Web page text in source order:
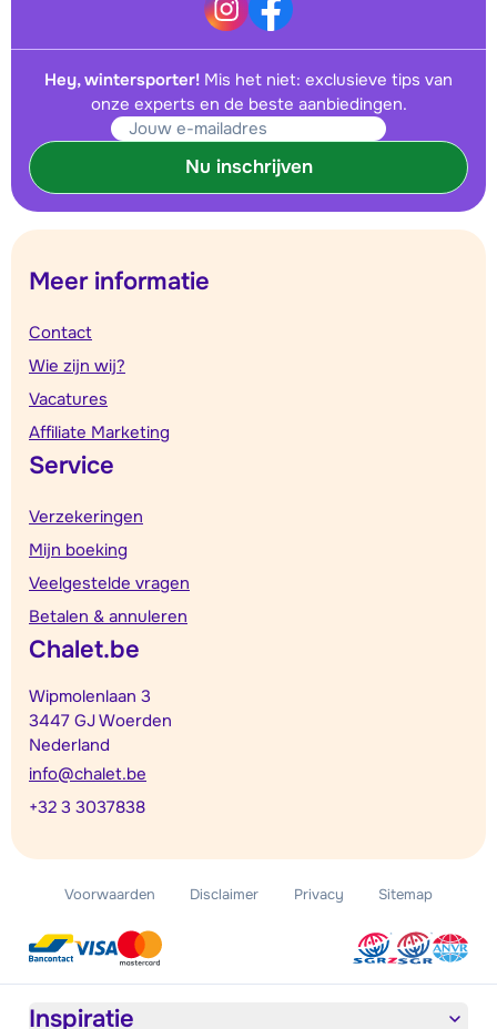
Hey, wintersporter! Mis het niet: exclusieve tips van
onze experts en de beste aanbiedingen.
Nu inschrijven
Meer informatie
Contact
Wie zijn wij?
Vacatures
Affiliate Marketing
Service
Verzekeringen
Mijn boeking
Veelgestelde vragen
Betalen & annuleren
Chalet.be
Wipmolenlaan 3
3447 GJ Woerden
Nederland
info@chalet.be
+32 3 3037838
Voorwaarden Disclaimer Privacy Sitemap
Inspiratie